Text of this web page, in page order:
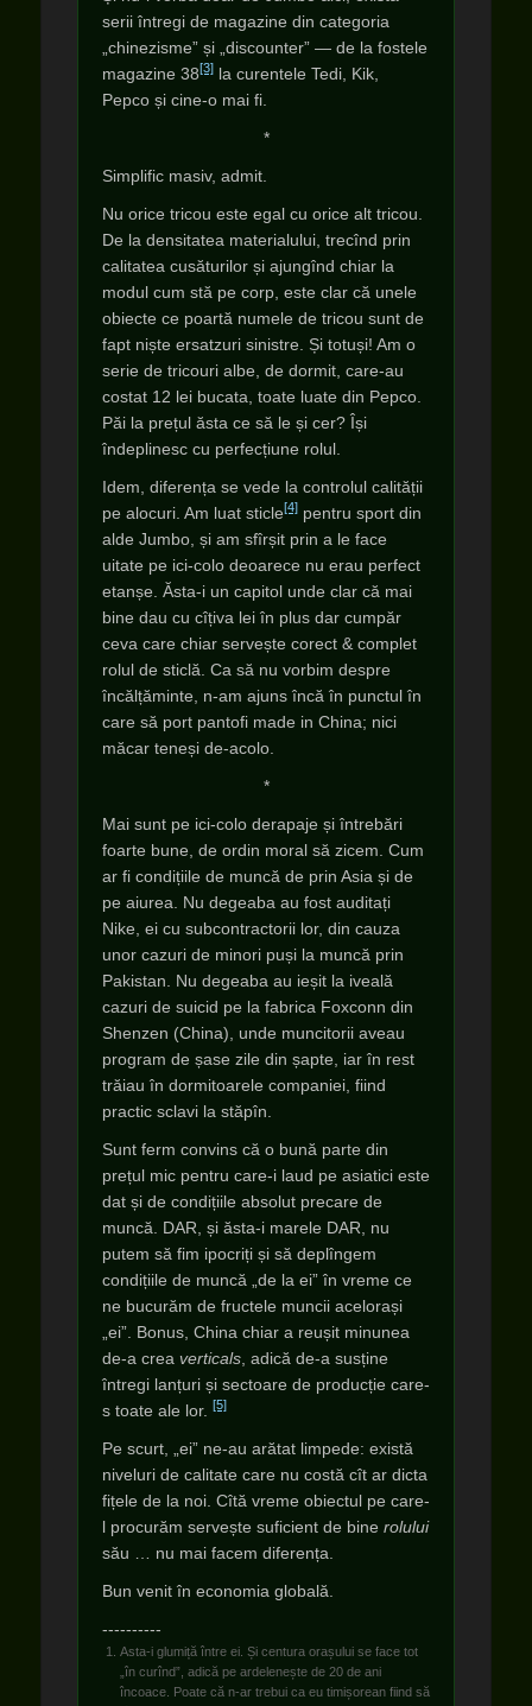
serii întregi de magazine din categoria
„chinezisme” și „discounter” — de la fostele
magazine 38[3] la curentele Tedi, Kik,
Pepco și cine-o mai fi.
*
Simplific masiv, admit.
Nu orice tricou este egal cu orice alt tricou.
De la densitatea materialului, trecînd prin
calitatea cusăturilor și ajungînd chiar la
modul cum stă pe corp, este clar că unele
obiecte ce poartă numele de tricou sunt de
fapt niște ersatzuri sinistre. Și totuși! Am o
serie de tricouri albe, de dormit, care-au
costat 12 lei bucata, toate luate din Pepco.
Păi la prețul ăsta ce să le și cer? Își
îndeplinesc cu perfecțiune rolul.
Idem, diferența se vede la controlul calității
pe alocuri. Am luat sticle[4] pentru sport din
alde Jumbo, și am sfîrșit prin a le face
uitate pe ici-colo deoarece nu erau perfect
etanșe. Ăsta-i un capitol unde clar că mai
bine dau cu cîțiva lei în plus dar cumpăr
ceva care chiar servește corect & complet
rolul de sticlă. Ca să nu vorbim despre
încălțăminte, n-am ajuns încă în punctul în
care să port pantofi made in China; nici
măcar teneși de-acolo.
*
Mai sunt pe ici-colo derapaje și întrebări
foarte bune, de ordin moral să zicem. Cum
ar fi condițiile de muncă de prin Asia și de
pe aiurea. Nu degeaba au fost auditați
Nike, ei cu subcontractorii lor, din cauza
unor cazuri de minori puși la muncă prin
Pakistan. Nu degeaba au ieșit la iveală
cazuri de suicid pe la fabrica Foxconn din
Shenzen (China), unde muncitorii aveau
program de șase zile din șapte, iar în rest
trăiau în dormitoarele companiei, fiind
practic sclavi la stăpîn.
Sunt ferm convins că o bună parte din
prețul mic pentru care-i laud pe asiatici este
dat și de condițiile absolut precare de
muncă. DAR, și ăsta-i marele DAR, nu
putem să fim ipocriți și să deplîngem
condițiile de muncă „de la ei” în vreme ce
ne bucurăm de fructele muncii acelorași
„ei”. Bonus, China chiar a reușit minunea
de-a crea verticals , adică de-a susține
întregi lanțuri și sectoare de producție care-
s toate ale lor.
[5]
Pe scurt, „ei” ne-au arătat limpede: există
niveluri de calitate care nu costă cît ar dicta
fițele de la noi. Cîtă vreme obiectul pe care-
l procurăm servește suficient de bine rolului
său … nu mai facem diferența.
Bun venit în economia globală.
----------
Asta-i glumiță între ei. Și centura orașului se face tot
„în curînd”, adică pe ardelenește de 20 de ani
încoace. Poate că n-ar trebui ca eu timișorean fiind să